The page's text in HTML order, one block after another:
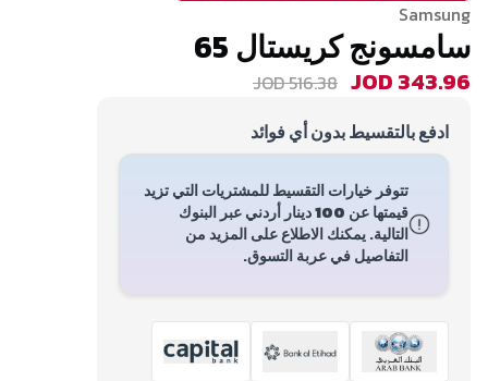
Samsung
سامسونج كريستال 65
JOD 343.96
JOD 516.38
ادفع بالتقسيط بدون أي فوائد
تتوفر خيارات التقسيط للمشتريات التي تزيد
قيمتها عن 100 دينار أردني
عبر البنوك
التالية. يمكنك الاطلاع على المزيد من
التفاصيل في عربة التسوق.